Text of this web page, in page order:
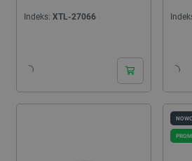
Indeks: XTL-27066